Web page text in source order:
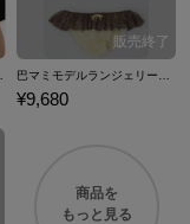
¥9,680
商品を
もっと見る